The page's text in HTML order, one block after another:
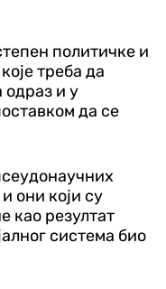
политичке и
треба да
одраз и у
да се
они који су
као резултат
система био